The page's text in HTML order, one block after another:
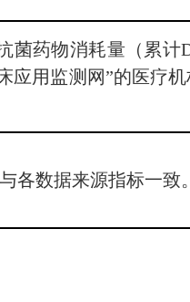
菌药物消耗量（累
应用监测网”的医疗
各数据来源指标一致。